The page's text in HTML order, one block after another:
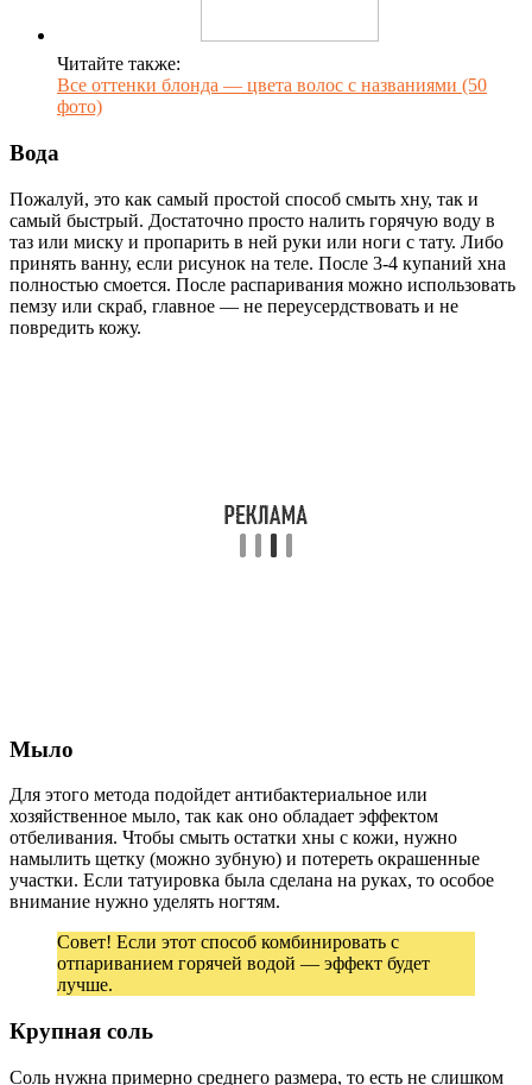
Читайте также:
Все оттенки блонда — цвета волос с названиями (50
фото)
Вода
Пожалуй, это как самый простой способ смыть хну, так и
самый быстрый. Достаточно просто налить горячую воду в
таз или миску и пропарить в ней руки или ноги с тату. Либо
принять ванну, если рисунок на теле. После 3-4 купаний хна
полностью смоется. После распаривания можно использовать
пемзу или скраб, главное — не переусердствовать и не
повредить кожу.
Мыло
Для этого метода подойдет антибактериальное или
хозяйственное мыло, так как оно обладает эффектом
отбеливания. Чтобы смыть остатки хны с кожи, нужно
намылить щетку (можно зубную) и потереть окрашенные
участки. Если татуировка была сделана на руках, то особое
внимание нужно уделять ногтям.
Совет! Если этот способ комбинировать с
отпариванием горячей водой — эффект будет
лучше.
Крупная соль
Соль нужна примерно среднего размера, то есть не слишком